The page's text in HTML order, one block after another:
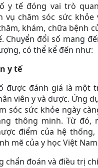
y tế đóng vai trò
vụ chăm sóc sức
khám, chữa bệnh
Chuyển đổi số mang
có thể kể đến như:
y tế
được đánh giá là một
viên y và dược. Ứng
sóc sức khỏe ngày
thông minh. Từ đó,
điểm của hệ
mẽ của y học Việt
chẩn đoán và điều trị